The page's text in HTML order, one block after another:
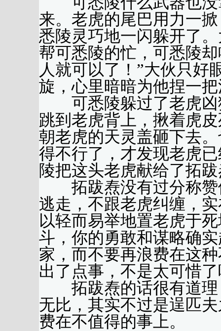
来。老虎的尾巴用力一
悉陵灵巧地一闪躲开了
帮可悉陵的忙，可悉陵
人就可以了！”大伙只好
旋，心里暗暗为他捏一
可悉陵躲过了老虎凶
跳到老虎背上，揪着虎
朝老虎的天灵盖砸下去
得不行了，才发现老虎
陵把这头老虎献给了拓
拓跋焘没有过分称赞
逃走，不跟老虎纠缠，
以轻而易举地置老虎于
斗，你的勇敢和谋略确
家，而不要再浪费在这
出了点事，不是太可惜了
拓跋焘的话很有道理
无比，其实不过是逞匹
费在不值得的事上。